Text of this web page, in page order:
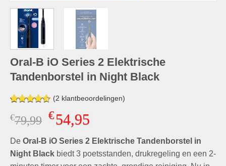
Oral-B iO Series 2 Elektrische
Tandenborstel in Night Black
Gewaardeerd
4.50op 5
gebaseerd
waarderingen
(2 klantbeoordelingen)
€79,99 Oorspronkelijke
was:
€79,99.
€54,95Huidige
is:
€54,95.
De Oral-B iO Series 2 Elektrische Tandenborstel in
Night Black biedt 3 poetsstanden, drukregeling en een 2-